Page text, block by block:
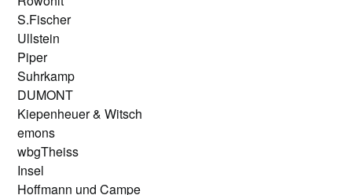
S.Fischer
Ullstein
Piper
Suhrkamp
DUMONT
Kiepenheuer & Witsch
emons
wbgTheiss
Insel
Hoffmann und Campe